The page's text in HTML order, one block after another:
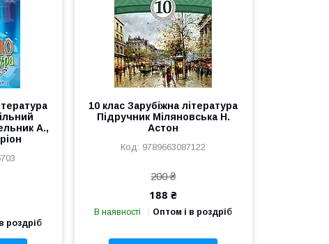
А.,
роздріб
10 клас Зарубіжна література
Підручник Міляновська Н.
Астон
9789663087122
200 ₴
188 ₴
В наявності Оптом і в роздріб